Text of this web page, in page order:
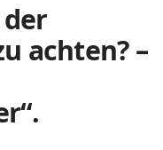
achten? –